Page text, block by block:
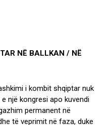
NË BALLKAN / NË
i kombit shqiptar nuk
një kongresi apo kuvendi
permanent në
të veprimit në faza, duke